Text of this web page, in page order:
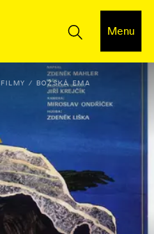
Menu
FILMY BOŽSKÁ EMA